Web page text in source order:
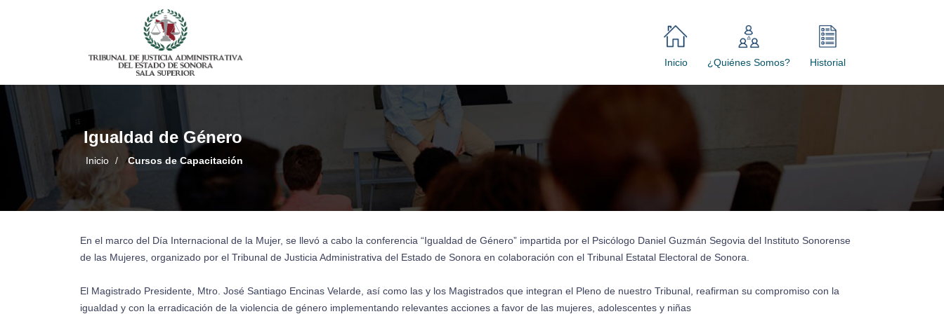
Inicio ¿Quiénes Somos? Historial
Igualdad de Género
Inicio / Cursos de Capacitación
En el marco del Día Internacional de la Mujer, se llevó a cabo la conferencia “Igualdad de Género” impartida por el Psicólogo Daniel Guzmán Segovia del Instituto Sonorense
de las Mujeres, organizado por el Tribunal de Justicia Administrativa del Estado de Sonora en colaboración con el Tribunal Estatal Electoral de Sonora.
El Magistrado Presidente, Mtro. José Santiago Encinas Velarde, así como las y los Magistrados que integran el Pleno de nuestro Tribunal, reafirman su compromiso con la
igualdad y con la erradicación de la violencia de género implementando relevantes acciones a favor de las mujeres, adolescentes y niñas